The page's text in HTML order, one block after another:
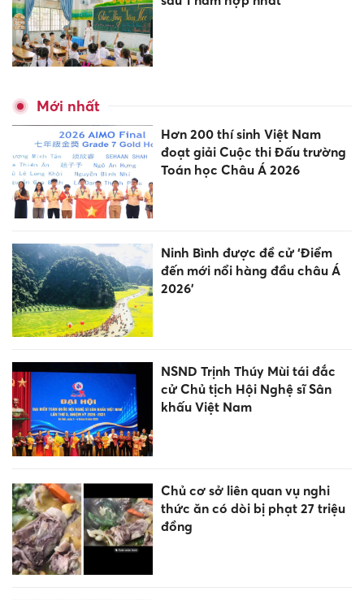
Mới nhất
Hơn 200 thí sinh Việt Nam
đoạt giải Cuộc thi Đấu trường
Toán học Châu Á 2026
Ninh Bình được đề cử ‘Điểm
đến mới nổi hàng đầu châu Á
2026’
NSND Trịnh Thúy Mùi tái đắc
cử Chủ tịch Hội Nghệ sĩ Sân
khấu Việt Nam
Chủ cơ sở liên quan vụ nghi
thức ăn có dòi bị phạt 27 triệu
đồng